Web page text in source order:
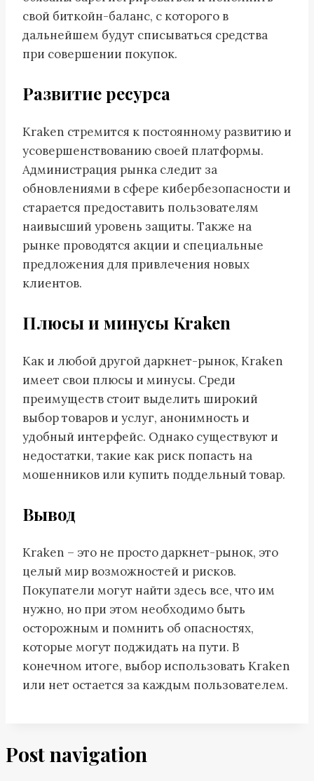
свой биткойн-баланс, с которого в
дальнейшем будут списываться средства
при совершении покупок.
Развитие ресурса
Kraken стремится к постоянному развитию и
усовершенствованию своей платформы.
Администрация рынка следит за
обновлениями в сфере кибербезопасности и
старается предоставить пользователям
наивысший уровень защиты. Также на
рынке проводятся акции и специальные
предложения для привлечения новых
клиентов.
Плюсы и минусы Kraken
Как и любой другой даркнет-рынок, Kraken
имеет свои плюсы и минусы. Среди
преимуществ стоит выделить широкий
выбор товаров и услуг, анонимность и
удобный интерфейс. Однако существуют и
недостатки, такие как риск попасть на
мошенников или купить поддельный товар.
Вывод
Kraken – это не просто даркнет-рынок, это
целый мир возможностей и рисков.
Покупатели могут найти здесь все, что им
нужно, но при этом необходимо быть
осторожным и помнить об опасностях,
которые могут поджидать на пути. В
конечном итоге, выбор использовать Kraken
или нет остается за каждым пользователем.
Post navigation